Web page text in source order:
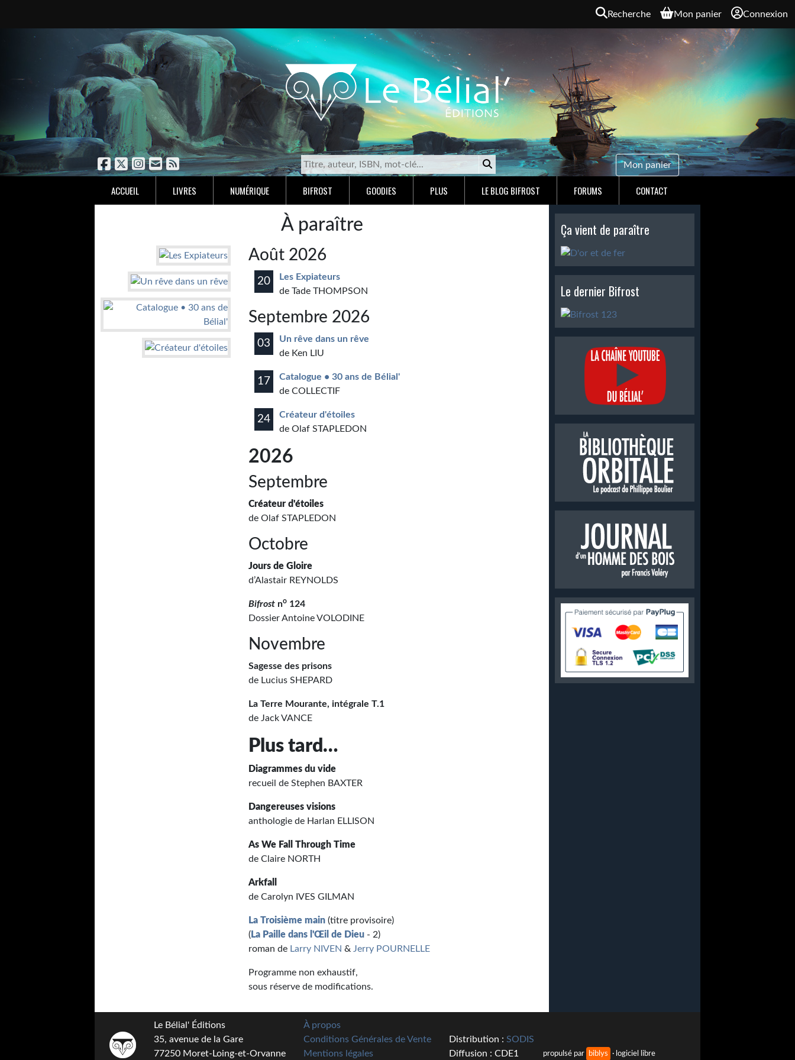
Recherche Mon panier Connexion
Mon panier
ACCUEIL LIVRES NUMÉRIQUE BIFROST GOODIES PLUS LE BLOG BIFROST FORUMS CONTACT
À paraître
Août 2026
20
Les Expiateurs
de Tade THOMPSON
Septembre 2026
03
Un rêve dans un rêve
de Ken LIU
17
Catalogue • 30 ans de Bélial'
de COLLECTIF
24
Créateur d'étoiles
de Olaf STAPLEDON
2026
Septembre
Créateur d'étoiles
de Olaf STAPLEDON
Octobre
Jours de Gloire
d’Alastair REYNOLDS
Bifrost no 124
Dossier Antoine VOLODINE
Novembre
Sagesse des prisons
de Lucius SHEPARD
La Terre Mourante, intégrale T.1
de Jack VANCE
Plus tard…
Diagrammes du vide
recueil de Stephen BAXTER
Dangereuses visions
anthologie de Harlan ELLISON
As We Fall Through Time
de Claire NORTH
Arkfall
de Carolyn IVES GILMAN
La Troisième main (titre provisoire)
(La Paille dans l'Œil de Dieu - 2)
roman de Larry NIVEN & Jerry POURNELLE
Programme non exhaustif,
sous réserve de modifications.
Ça vient de paraître
Le dernier Bifrost
Le Bélial' Éditions
35, avenue de la Gare
77250 Moret-Loing-et-Orvanne
À propos
Conditions Générales de Vente
Mentions légales
Distribution : SODIS
Diffusion : CDE1
propulsé par biblys · logiciel libre